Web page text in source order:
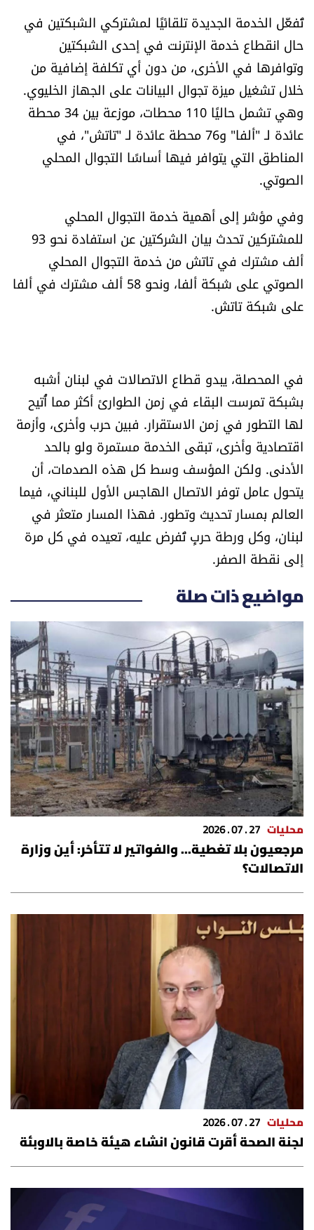
تُفعَّل الخدمة الجديدة تلقائيًا لمشتركي الشبكتين في
حال انقطاع خدمة الإنترنت في إحدى الشبكتين
وتوافرها في الأخرى، من دون أي تكلفة إضافية من
خلال تشغيل ميزة تجوال البيانات على الجهاز الخليوي.
وهي تشمل حاليًا 110 محطات، موزعة بين 34 محطة
عائدة لـ "ألفا" و76 محطة عائدة لـ "تاتش"، في
المناطق التي يتوافر فيها أساسًا التجوال المحلي
الصوتي.
وفي مؤشر إلى أهمية خدمة التجوال المحلي
للمشتركين تحدث بيان الشركتين عن استفادة نحو 93
ألف مشترك في تاتش من خدمة التجوال المحلي
الصوتي على شبكة ألفا، ونحو 58 ألف مشترك في ألفا
على شبكة تاتش.
في المحصلة، يبدو قطاع الاتصالات في لبنان أشبه
بشبكة تمرست البقاء في زمن الطوارئ أكثر مما أُتيح
لها التطور في زمن الاستقرار. فبين حرب وأخرى، وأزمة
اقتصادية وأخرى، تبقى الخدمة مستمرة ولو بالحد
الأدنى. ولكن المؤسف وسط كل هذه الصدمات، أن
يتحول عامل توفر الاتصال الهاجس الأول للبناني، فيما
العالم بمسار تحديث وتطور. فهذا المسار متعثر في
لبنان، وكل ورطة حربٍ تُفرض عليه، تعيده في كل مرة
إلى نقطة الصفر.
مواضيع ذات صلة
محليات 27 . 07 . 2026
مرجعيون بلا تغطية... والفواتير لا تتأخر: أين وزارة
الاتصالات؟
محليات 27 . 07 . 2026
لجنة الصحة أقرت قانون انشاء هيئة خاصة بالاوبئة